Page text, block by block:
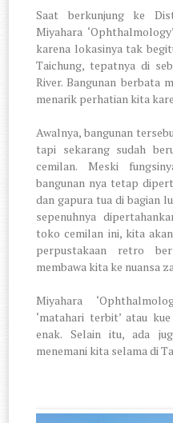
Saat berkunjung ke
Miyahara
karena lokasinya tak
Taichung, tepatnya di
River. Bangunan berbata
menarik perhatian kita
Awalnya, bangunan
tapi sekarang sudah
cemilan. Meski
bangunan nya tetap
dan gapura tua di bagian
sepenuhnya
toko cemilan ini, kita
perpustakaan retro
membawa kita ke nuansa
Miyahara
‘matahari terbit’ atau
enak. Selain itu, ada
menemani kita selama di